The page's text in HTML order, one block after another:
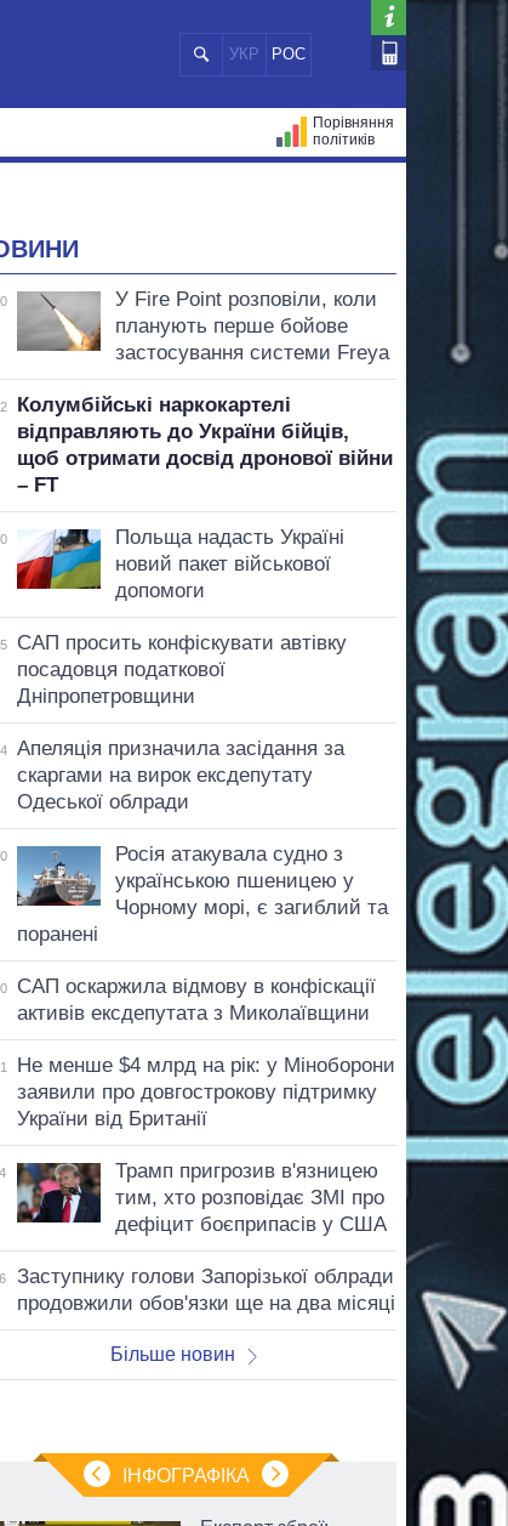
УКР РОС
Порівняння
політиків
У Fire Point розповіли, коли
планують перше бойове
застосування системи Freya
Колумбійські наркокартелі
відправляють до України бійців,
щоб отримати досвід дронової війни
– FT
Польща надасть Україні
новий пакет військової
допомоги
САП просить конфіскувати автівку
посадовця податкової
Дніпропетровщини
Апеляція призначила засідання за
скаргами на вирок ексдепутату
Одеської облради
Росія атакувала судно з
українською пшеницею у
Чорному морі, є загиблий та
поранені
САП оскаржила відмову в конфіскації
активів ексдепутата з Миколаївщини
Не менше $4 млрд на рік: у Міноборони
заявили про довгострокову підтримку
України від Британії
Трамп пригрозив в'язницею
тим, хто розповідає ЗМІ про
дефіцит боєприпасів у США
Заступнику голови Запорізької облради
продовжили обов'язки ще на два місяці
Більше новин
ІНФОГРАФІКА